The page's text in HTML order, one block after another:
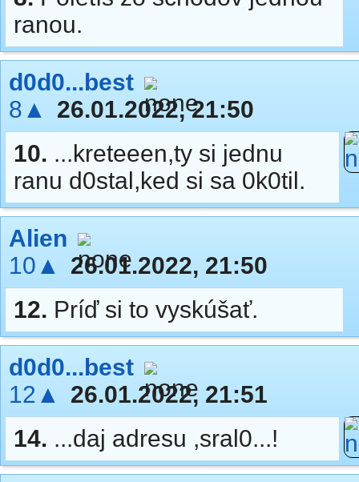
ranou.
d0d0...best
8▲
26.01.2022, 21:50
10. ...kreteeen,ty si jednu
ranu d0stal,ked si sa 0k0til.
Alien
10▲
26.01.2022, 21:50
12. Príď si to vyskúšať.
d0d0...best
12▲
26.01.2022, 21:51
14. ...daj adresu ,sral0...!